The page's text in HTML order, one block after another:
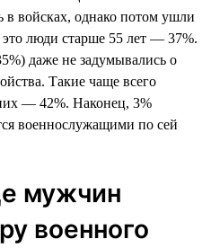
в войсках, однако потом ушли
люди старше 55 лет — 37%.
даже не задумывались о
Такие чаще всего
— 42%. Наконец, 3%
военнослужащими по сей
мужчин
военного